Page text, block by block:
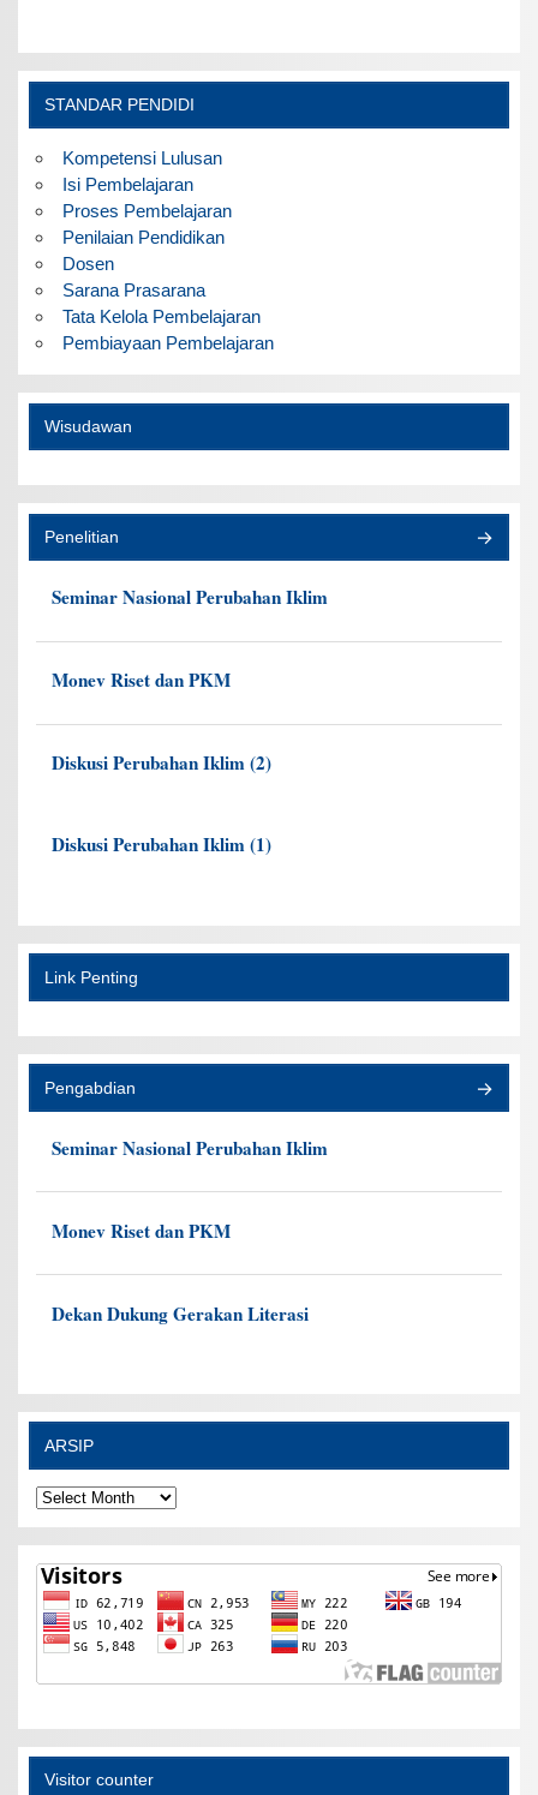
STANDAR PENDIDI
Kompetensi Lulusan
Isi Pembelajaran
Proses Pembelajaran
Penilaian Pendidikan
Dosen
Sarana Prasarana
Tata Kelola Pembelajaran
Pembiayaan Pembelajaran
Wisudawan
Penelitian
Seminar Nasional Perubahan Iklim
Monev Riset dan PKM
Diskusi Perubahan Iklim (2)
Diskusi Perubahan Iklim (1)
Link Penting
Pengabdian
Seminar Nasional Perubahan Iklim
Monev Riset dan PKM
Dekan Dukung Gerakan Literasi
ARSIP
ARSIP
Visitor counter